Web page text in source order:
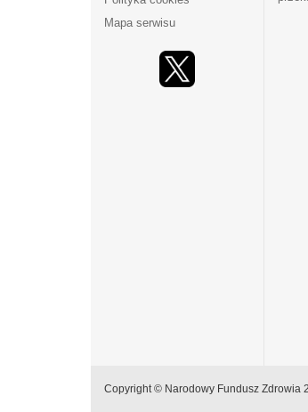
Mapa serwisu
Copyright © Narodowy Fundusz Zdrowia